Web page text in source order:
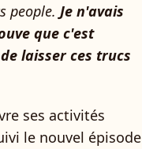
people. Je n'avais
que c'est
laisser ces trucs
ses activités
le nouvel épisode